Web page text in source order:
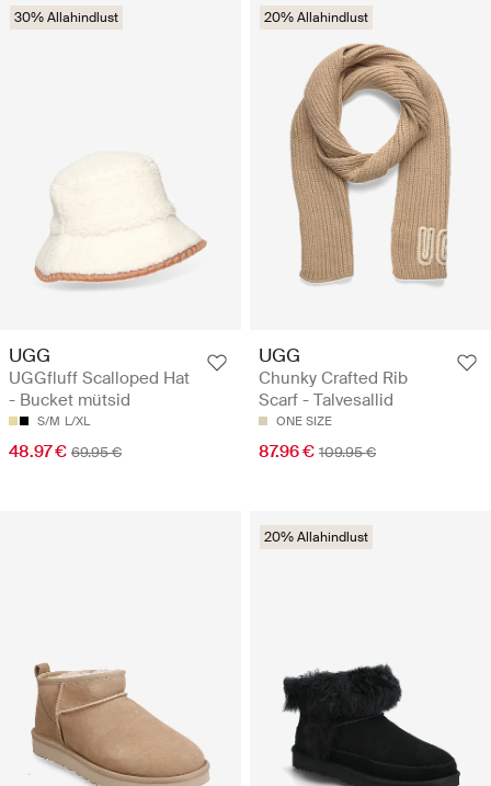
30% Allahindlust
UGG
UGGfluff Scalloped Hat
- Bucket mütsid
S/M L/XL
48.97 € 69.95 €
20% Allahindlust
UGG
Chunky Crafted Rib
Scarf - Talvesallid
ONE SIZE
87.96 € 109.95 €
20% Allahindlust